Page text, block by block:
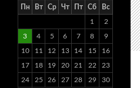
Пн Вт Ср Чт Пт Сб Вс
1 2
3 4 5 6 7 8 9
10 11 12 13 14 15 16
17 18 19 20 21 22 23
24 25 26 27 28 29 30